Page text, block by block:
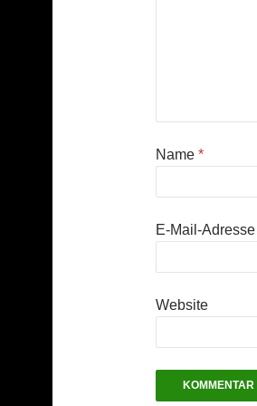
Name *
E-Mail-
Website